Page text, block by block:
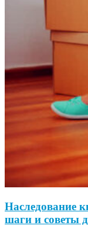
Наследование
шаги и советы